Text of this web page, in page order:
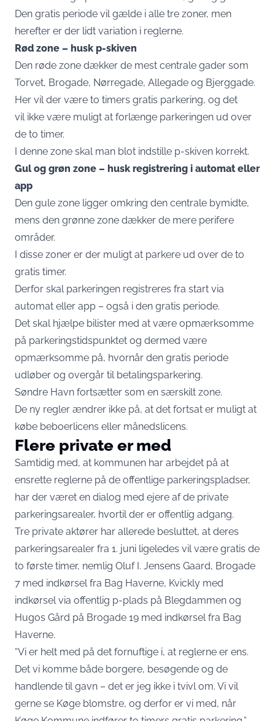
Den gratis periode vil gælde i alle tre zoner, men
herefter er der lidt variation i reglerne.
Rød zone – husk p-skiven
Den røde zone dækker de mest centrale gader som
Torvet, Brogade, Nørregade, Allegade og Bjerggade.
Her vil der være to timers gratis parkering, og det
vil ikke være muligt at forlænge parkeringen ud over
de to timer.
I denne zone skal man blot indstille p-skiven korrekt.
Gul og grøn zone – husk registrering i automat eller
app
Den gule zone ligger omkring den centrale bymidte,
mens den grønne zone dækker de mere perifere
områder.
I disse zoner er der muligt at parkere ud over de to
gratis timer.
Derfor skal parkeringen registreres fra start via
automat eller app – også i den gratis periode.
Det skal hjælpe bilister med at være opmærksomme
på parkeringstidspunktet og dermed være
opmærksomme på, hvornår den gratis periode
udløber og overgår til betalingsparkering.
Søndre Havn fortsætter som en særskilt zone.
De ny regler ændrer ikke på, at det fortsat er muligt at
købe beboerlicens eller månedslicens.
Flere private er med
Samtidig med, at kommunen har arbejdet på at
ensrette reglerne på de offentlige parkeringspladser,
har der været en dialog med ejere af de private
parkeringsarealer, hvortil der er offentlig adgang.
Tre private aktører har allerede besluttet, at deres
parkeringsarealer fra 1. juni ligeledes vil være gratis de
to første timer, nemlig Oluf I. Jensens Gaard, Brogade
7 med indkørsel fra Bag Haverne, Kvickly med
indkørsel via offentlig p-plads på Blegdammen og
Hugos Gård på Brogade 19 med indkørsel fra Bag
Haverne.
“Vi er helt med på det fornuftige i, at reglerne er ens.
Det vi komme både borgere, besøgende og de
handlende til gavn – det er jeg ikke i tvivl om. Vi vil
gerne se Køge blomstre, og derfor er vi med, når